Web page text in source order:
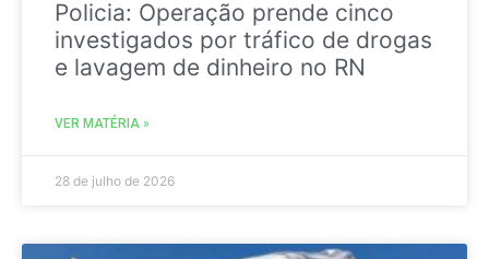
Policia: Operação prende cinco
investigados por tráfico de drogas
e lavagem de dinheiro no RN
VER MATÉRIA »
28 de julho de 2026